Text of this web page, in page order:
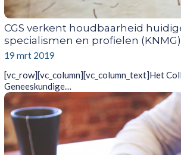
CGS verkent houdbaarheid
specialismen en profielen (KNMG)
19 mrt 2019
[vc_row][vc_column][vc_column_text]Het
Geneeskundige…